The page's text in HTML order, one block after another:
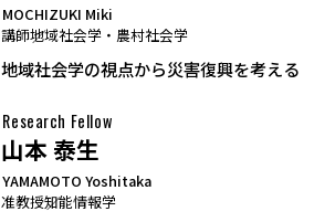
MOCHIZUKI Miki
講師地域社会学・農村社会学
地域社会学の視点から災害復興を考える
Research Fellow
山本 泰生
YAMAMOTO Yoshitaka
准教授知能情報学